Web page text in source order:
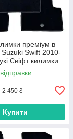
преміум в
Swift 2010-
Свіфт килимки
2 450 ₴
Купити